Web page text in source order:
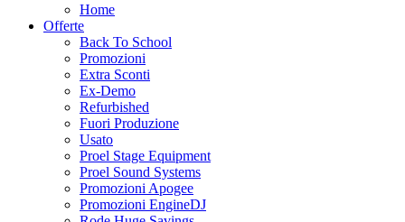
Home
Offerte
Back To School
Promozioni
Extra Sconti
Ex-Demo
Refurbished
Fuori Produzione
Usato
Proel Stage Equipment
Proel Sound Systems
Promozioni Apogee
Promozioni EngineDJ